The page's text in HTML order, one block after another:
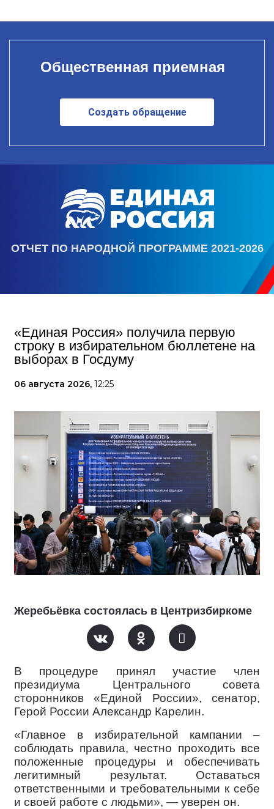
Общественная приемная
Создать обращение
ОТЧЕТ ПО НАРОДНОЙ ПРОГРАММЕ 2021-2026
«Единая Россия» получила первую
строку в избирательном бюллетене на
выборах в Госдуму
06 августа 2026, 12:25
Жеребьёвка состоялась в Центризбиркоме
В процедуре принял участие член
президиума Центрального совета
сторонников «Единой России», сенатор,
Герой России Александр Карелин.
«Главное в избирательной кампании –
соблюдать правила, честно проходить все
положенные процедуры и обеспечивать
легитимный результат. Оставаться
ответственными и требовательными к себе
и своей работе с людьми», — уверен он.